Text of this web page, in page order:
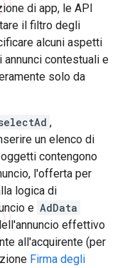
di app, le API
il filtro degli
alcuni aspetti
contestuali e
solo da
,
un elenco di
contengono
l'offerta per
logica di
e AdData
effettivo
all'acquirente (per
Firma degli